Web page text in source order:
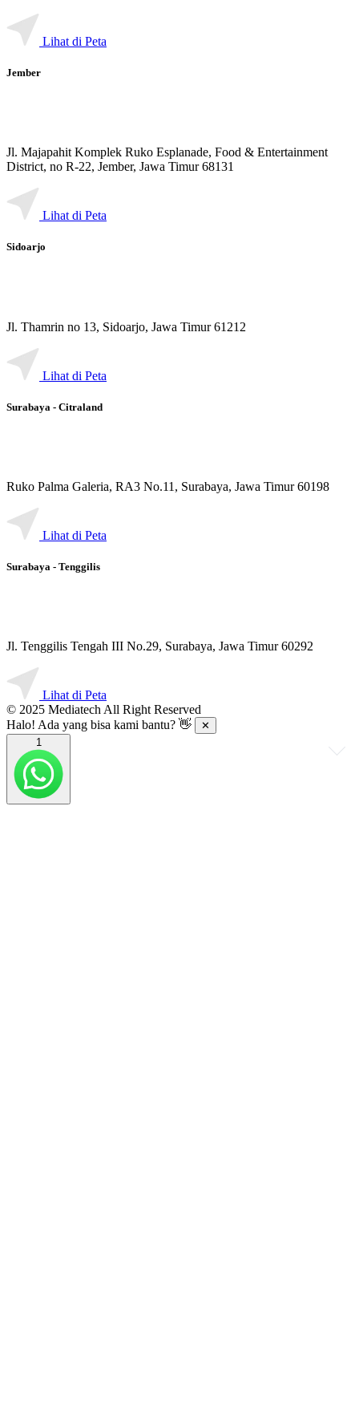
Lihat di Peta
Jember
Jl. Majapahit Komplek Ruko Esplanade, Food & Entertainment
District, no R-22, Jember, Jawa Timur 68131
Lihat di Peta
Sidoarjo
Jl. Thamrin no 13, Sidoarjo, Jawa Timur 61212
Lihat di Peta
Surabaya - Citraland
Ruko Palma Galeria, RA3 No.11, Surabaya, Jawa Timur 60198
Lihat di Peta
Surabaya - Tenggilis
Jl. Tenggilis Tengah III No.29, Surabaya, Jawa Timur 60292
Lihat di Peta
© 2025 Mediatech All Right Reserved
Halo! Ada yang bisa kami bantu? 👋
✕
1